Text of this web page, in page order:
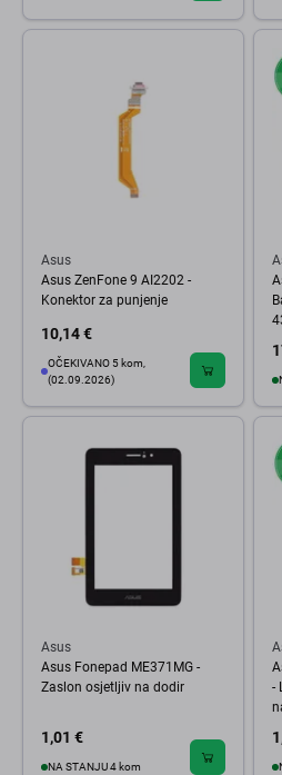
Asus
Asus ZenFone 9 AI2202 -
Konektor za punjenje
10,14 €
OČEKIVANO 5 kom,
(02.09.2026)
Asus
Asus Fonepad ME371MG -
Zaslon osjetljiv na dodir
1,01 €
NA STANJU 4 kom
-